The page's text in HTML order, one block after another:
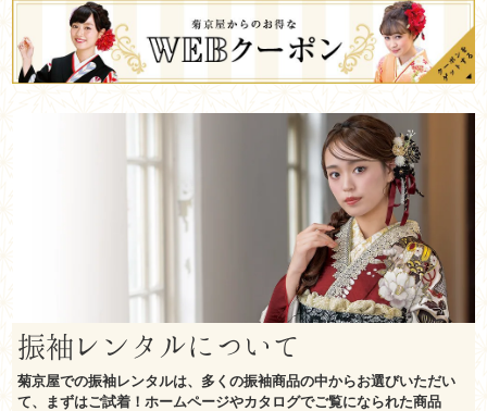
振袖レンタルについて
菊京屋での振袖レンタルは、多くの振袖商品の中からお選びいただい
て、まずはご試着！ホームページやカタログでご覧になられた商品